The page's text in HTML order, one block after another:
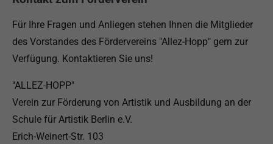
Für Ihre Fragen und Anliegen stehen Ihnen die Mitglieder
des Vorstandes des Fördervereins "Allez-Hopp" gern zur
Verfügung. Kontaktieren Sie uns!
"ALLEZ-HOPP"
Verein zur Förderung von Artistik und Ausbildung an der
Schule für Artistik Berlin e.V.
Erich-Weinert-Str. 103